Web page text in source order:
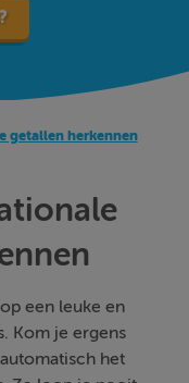
getallen herkennen
een leuke en
Kom je ergens
het